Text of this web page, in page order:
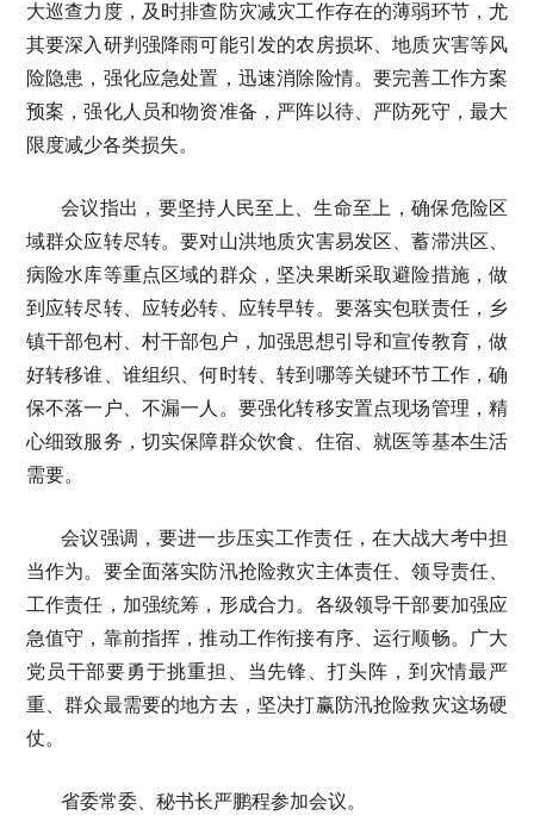
大巡查力度，及时排查防灾减灾工作存在的薄弱环节，尤
其要深入研判强降雨可能引发的农房损坏、地质灾害等风
险隐患，强化应急处置，迅速消除险情。要完善工作方案
预案，强化人员和物资准备，严阵以待、严防死守，最大
限度减少各类损失。
会议指出，要坚持人民至上、生命至上，确保危险区
域群众应转尽转。要对山洪地质灾害易发区、蓄滞洪区、
病险水库等重点区域的群众，坚决果断采取避险措施，做
到应转尽转、应转必转、应转早转。要落实包联责任，乡
镇干部包村、村干部包户，加强思想引导和宣传教育，做
好转移谁、谁组织、何时转、转到哪等关键环节工作，确
保不落一户、不漏一人。要强化转移安置点现场管理，精
心细致服务，切实保障群众饮食、住宿、就医等基本生活
需要。
会议强调，要进一步压实工作责任，在大战大考中担
当作为。要全面落实防汛抢险救灾主体责任、领导责任、
工作责任，加强统筹，形成合力。各级领导干部要加强应
急值守，靠前指挥，推动工作衔接有序、运行顺畅。广大
党员干部要勇于挑重担、当先锋、打头阵，到灾情最严
重、群众最需要的地方去，坚决打赢防汛抢险救灾这场硬
仗。
省委常委、秘书长严鹏程参加会议。